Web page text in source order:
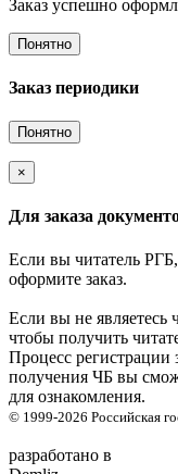
Заказ успешно
Понятно
Заказ периодики
Понятно
×
Для заказа
Если вы читатель РГБ,
оформите заказ.
Если вы не являетесь
чтобы получить
Процесс
получения ЧБ вы
для ознакомления.
© 1999-2026 Российская
разработано в